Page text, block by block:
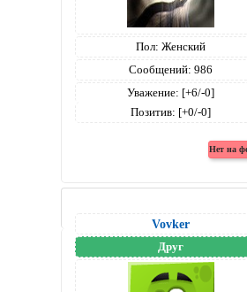
Пол: Женский
Сообщений: 986
Уважение: [+6/-0]
Позитив: [+0/-0]
Vovker
Друг